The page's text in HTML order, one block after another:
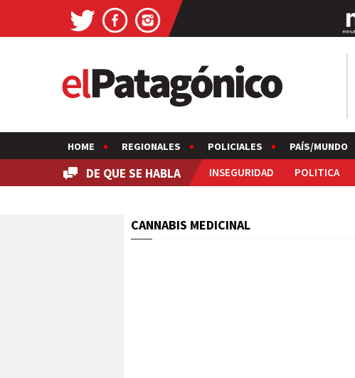
HOME REGIONALES POLICIALES PAÍS/MUNDO
DE QUE SE HABLA INSEGURIDAD POLITICA
CANNABIS MEDICINAL